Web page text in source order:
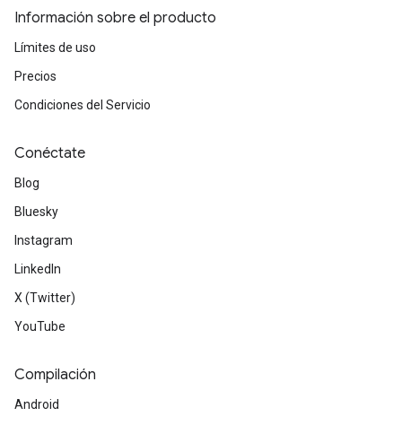
Información sobre el producto
Límites de uso
Precios
Condiciones del Servicio
Conéctate
Blog
Bluesky
Instagram
LinkedIn
X (Twitter)
YouTube
Compilación
Android